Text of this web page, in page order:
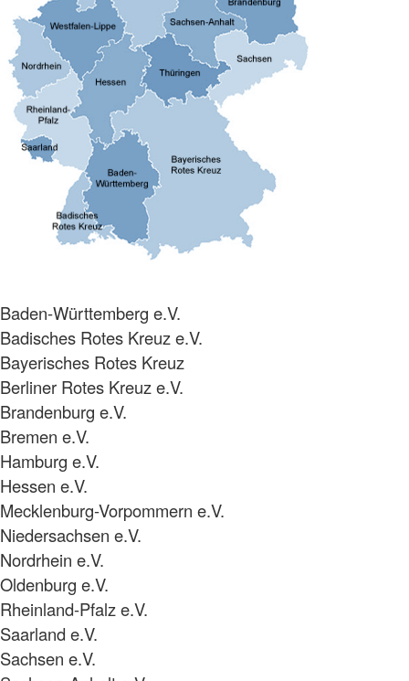
Baden-Württemberg e.V.
Badisches Rotes Kreuz e.V.
Bayerisches Rotes Kreuz
Berliner Rotes Kreuz e.V.
Brandenburg e.V.
Bremen e.V.
Hamburg e.V.
Hessen e.V.
Mecklenburg-Vorpommern e.V.
Niedersachsen e.V.
Nordrhein e.V.
Oldenburg e.V.
Rheinland-Pfalz e.V.
Saarland e.V.
Sachsen e.V.